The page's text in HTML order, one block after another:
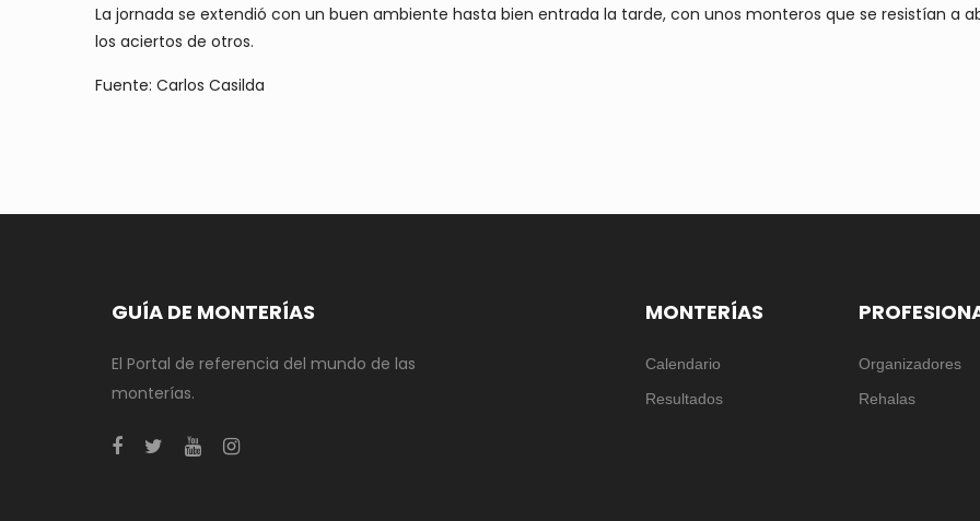
La jornada se extendió con un buen ambiente hasta bien entrada la tarde, con unos monteros que se resistían a
los aciertos de otros.
Fuente: Carlos Casilda
GUÍA DE MONTERÍAS
El Portal de referencia del mundo de las
monterías.
MONTERÍAS
Calendario
Resultados
Organizadores
Rehalas